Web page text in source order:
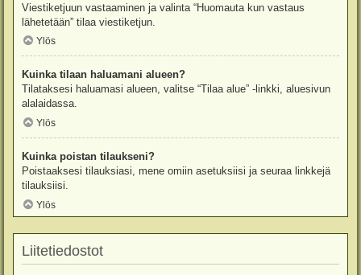
Viestiketjuun vastaaminen ja valinta “Huomauta kun vastaus
lähetetään” tilaa viestiketjun.
Ylös
Kuinka tilaan haluamani alueen?
Tilataksesi haluamasi alueen, valitse “Tilaa alue” -linkki, aluesivun
alalaidassa.
Ylös
Kuinka poistan tilaukseni?
Poistaaksesi tilauksiasi, mene omiin asetuksiisi ja seuraa linkkejä
tilauksiisi.
Ylös
Liitetiedostot